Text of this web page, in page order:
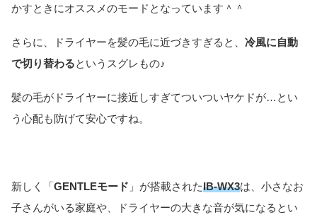
かすときにオススメのモードとなっています＾＾
さらに、ドライヤーを髪の毛に近づきすぎると、 冷風に自動
で切り替わるというスグレもの♪
髪の毛がドライヤーに接近しすぎてついついヤケドが…とい
う心配も防げて安心ですね。
新しく「GENTLEモード 」が搭載されたIB-WX3は、小さなお
子さんがいる家庭や、ドライヤーの大きな音が気になるとい